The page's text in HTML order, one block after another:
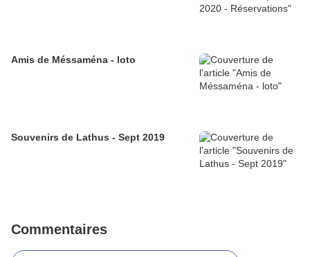
Amis de Méssaména - loto
Souvenirs de Lathus - Sept 2019
Commentaires